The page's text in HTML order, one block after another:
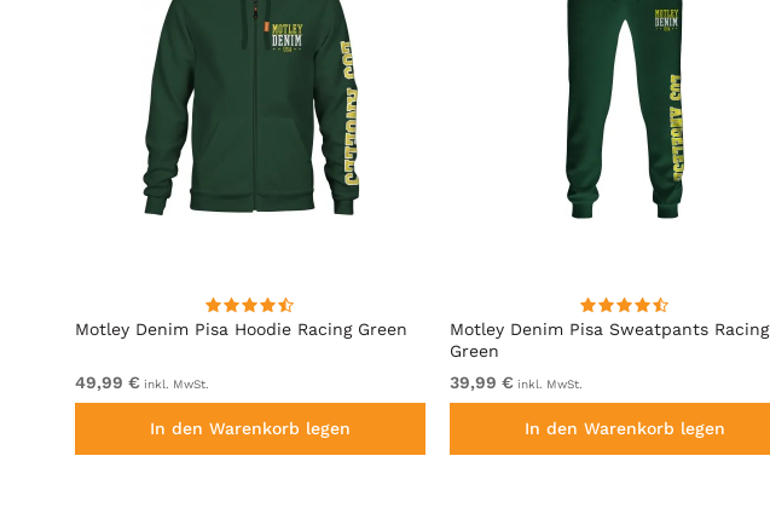
Motley Denim Pisa Hoodie Racing Green
49,99 € inkl. MwSt.
In den Warenkorb legen
Motley Denim Pisa Sweatpants Racing
Green
39,99 € inkl. MwSt.
In den Warenkorb legen